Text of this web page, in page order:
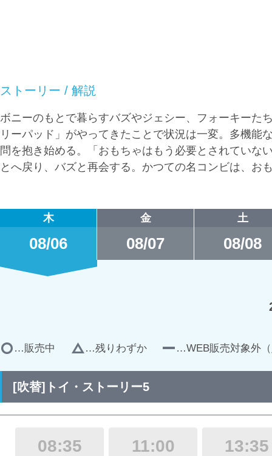
ストーリー / 解説
ボニーのもとで暮らすバズやジェシー、フォーキーた
リーパッド」がやってきたことで状況は一変。多機
問を抱き始める。「おもちゃはもう必要とされていな
とへ戻り、バズと再会する。かつての名コンビは、お
木
08/06
金
08/07
土
08/08
…販売中 …残りわずか …WEB販売対象外
[吹替]トイ・ストーリー5
08:35 11:00 13:35